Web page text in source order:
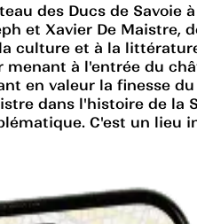
des Ducs de
et Xavier De
culture et à la
à l'entrée du
en valeur la finesse
dans l'histoire de
C'est un